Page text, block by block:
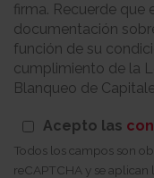
firma. Recuerde que
documentación
función de su
cumplimiento de la
Blanqueo de
Acepto las
Todos los campos son
reCAPTCHA y se aplican